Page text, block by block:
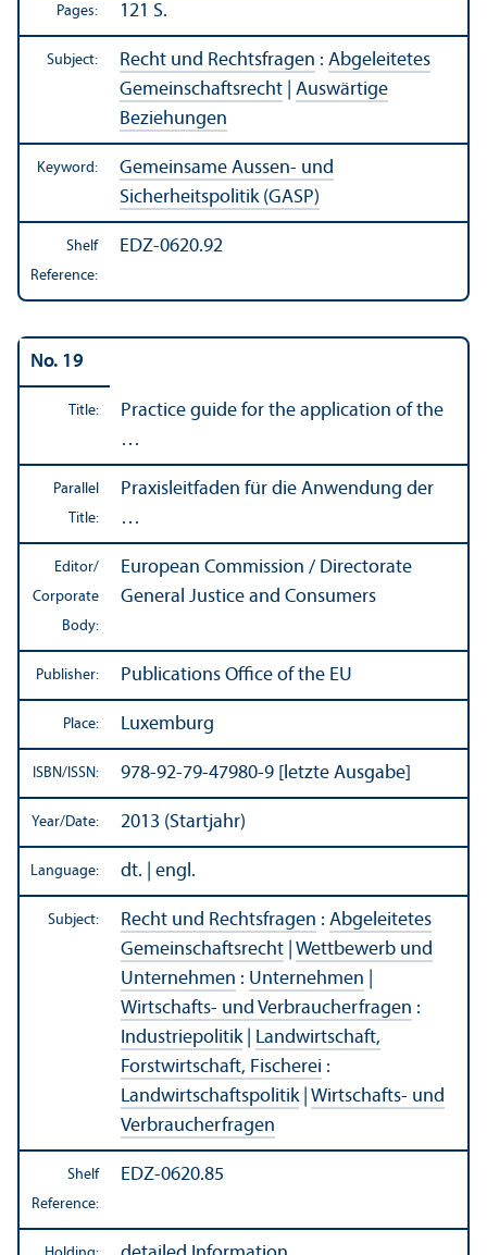
Pages: 121 S.
Subject: Recht und Rechtsfragen : Abgeleitetes
Gemeinschaftsrecht
Auswärtige
Beziehungen
Keyword:
Gemeinsame Aussen- und
Sicherheitspolitik (GASP)
Shelf
Reference:
EDZ-0620.92
No. 19
Title:
Practice guide for the application of the
…
Parallel
Title:
Praxisleitfaden für die Anwendung der
…
Editor/
Corporate
Body:
European Commission / Directorate
General Justice and Consumers
Publisher: Publications Office of the EU
Place: Luxemburg
ISBN/ISSN: 978-92-79-47980-9 [letzte Ausgabe]
Year/Date: 2013 (Startjahr)
Language: dt. | engl.
Subject: Recht und Rechtsfragen : Abgeleitetes
Gemeinschaftsrecht Wettbewerb und
Unternehmen : Unternehmen
Wirtschafts- und Verbraucherfragen :
Industriepolitik| Landwirtschaft,
Forstwirtschaft, Fischerei :
Landwirtschaftspolitik| Wirtschafts- und
Verbraucherfragen
Shelf
Reference:
EDZ-0620.85